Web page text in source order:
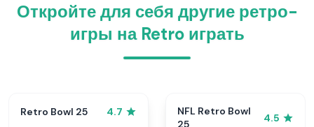
Откройте для себя другие ретро-
игры на Retro играть
Retro Bowl 25 4.7
NFL Retro Bowl
25
4.5